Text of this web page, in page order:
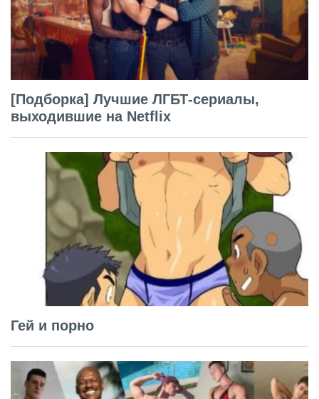
[Подборка] Лучшие ЛГБТ-сериалы,
выходившие на Netflix
Гей и порно